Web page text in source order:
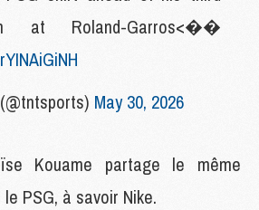
at Roland-Garros<��
May 30, 2026
Kouame partage le même
PSG, à savoir Nike.